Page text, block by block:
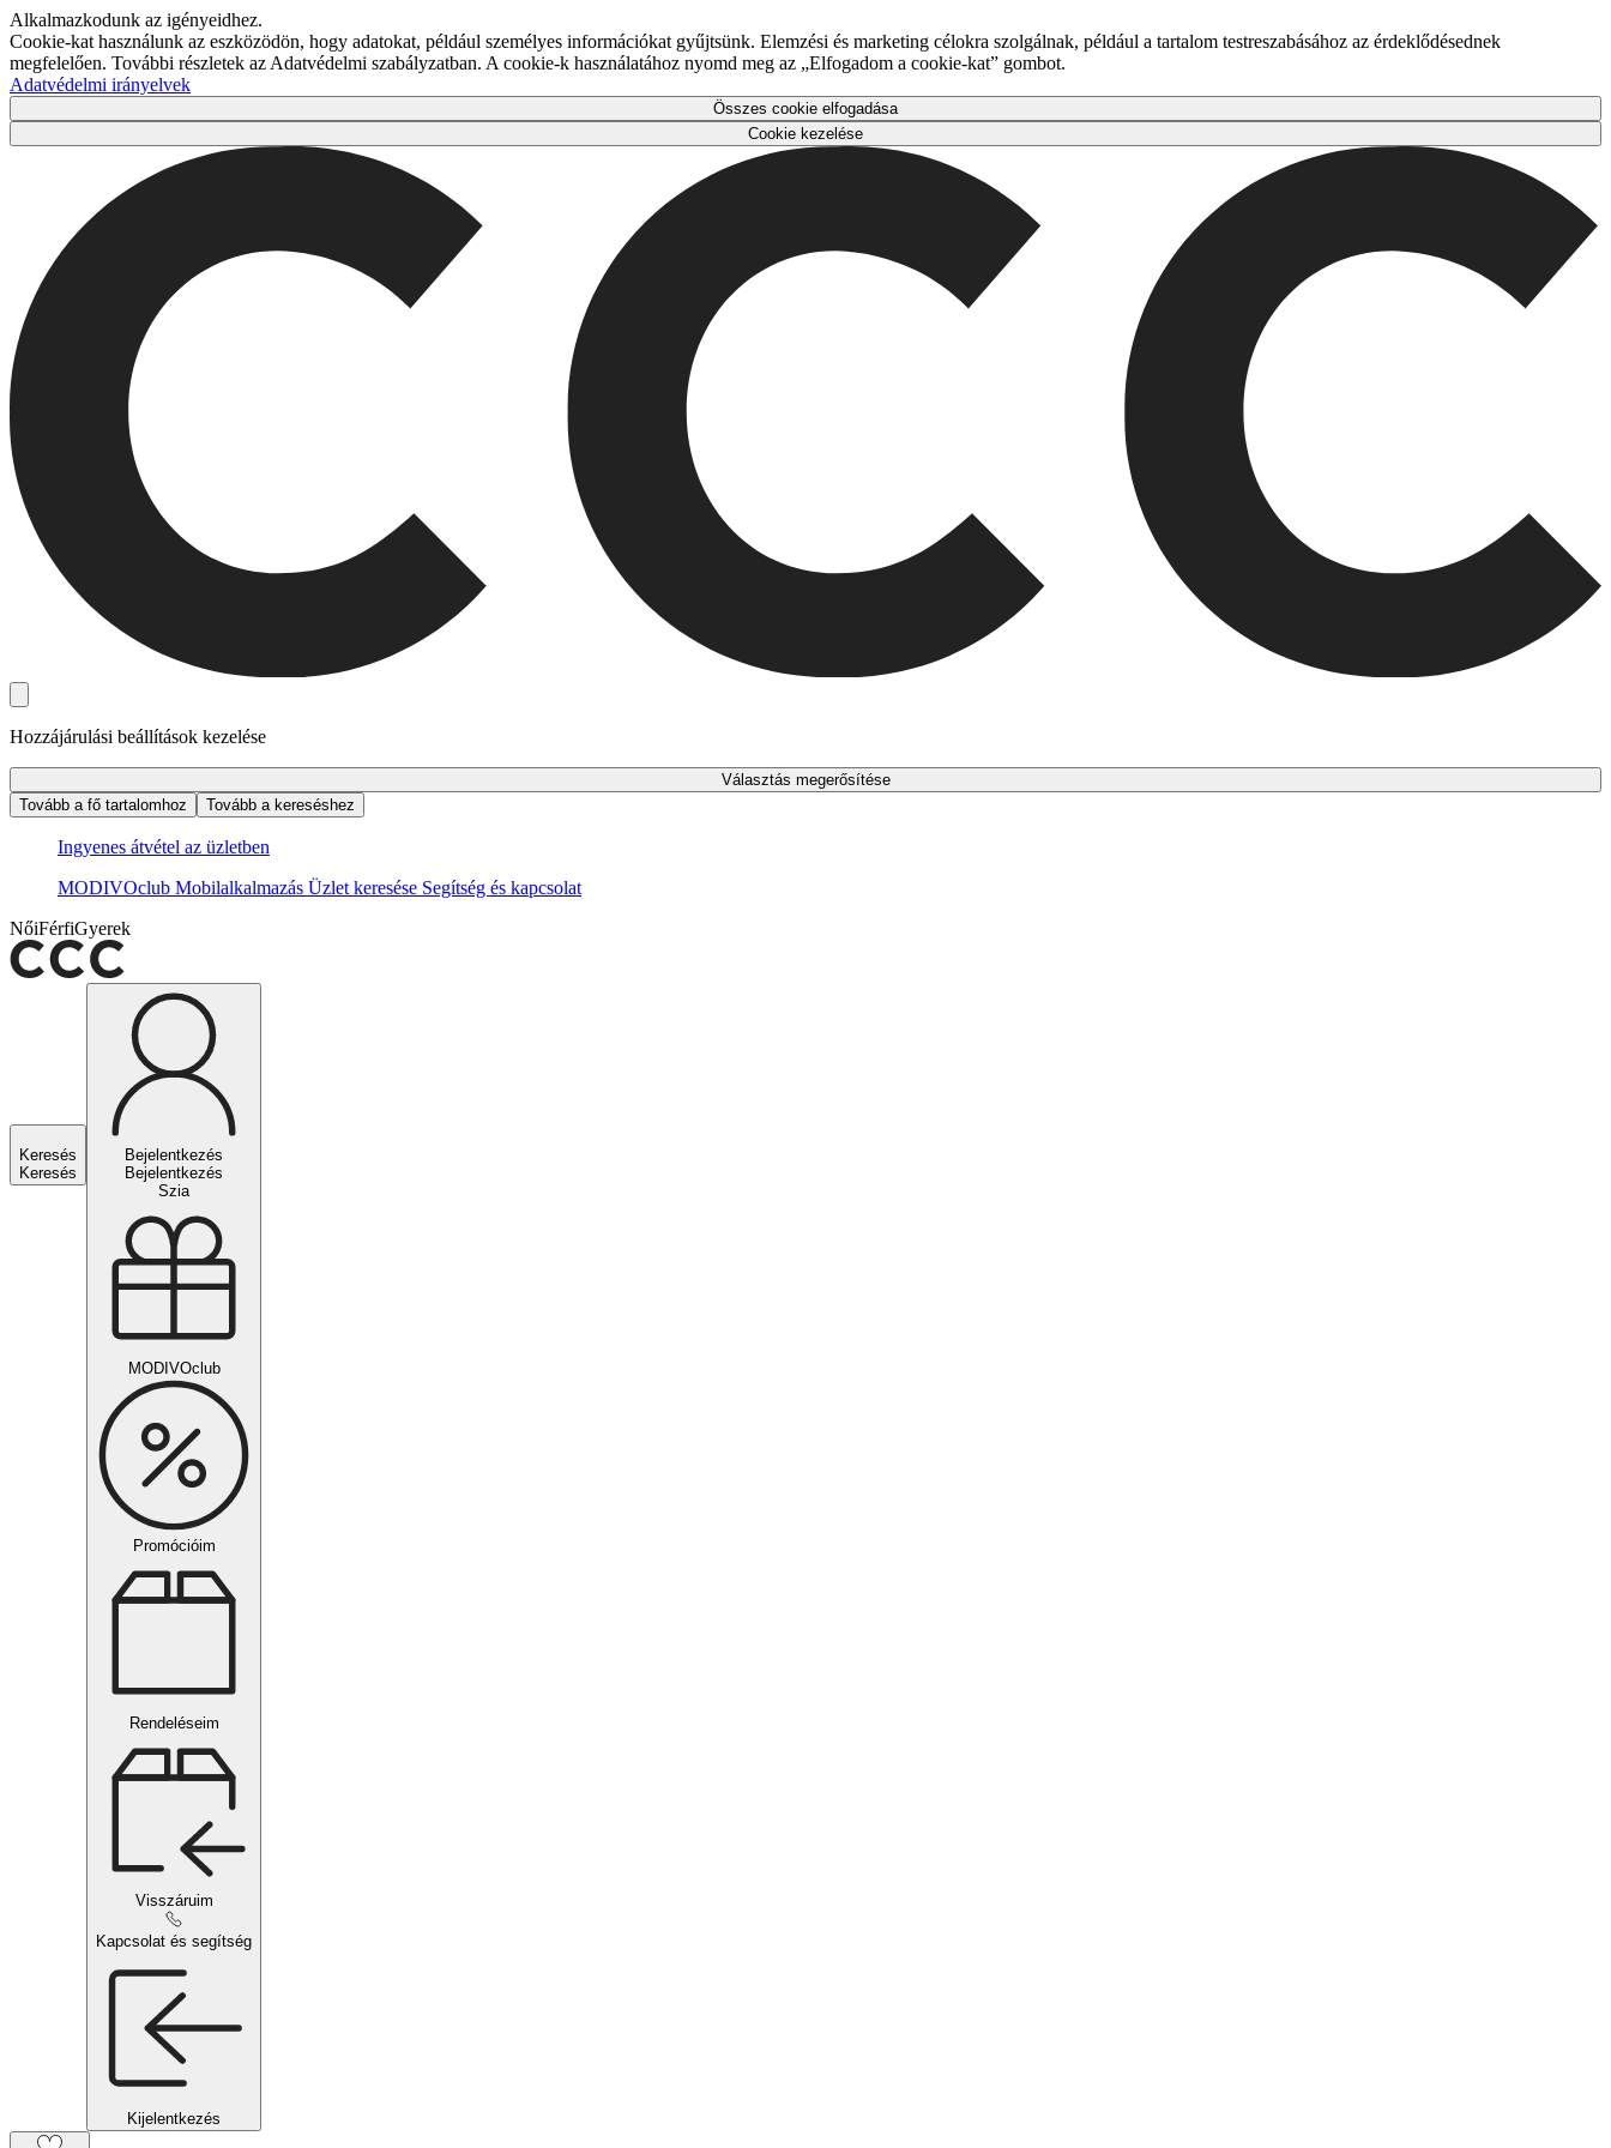
Alkalmazkodunk az igényeidhez.
Cookie-kat használunk az eszközödön, hogy adatokat, például személyes információkat gyűjtsünk. Elemzési és marketing célokra szolgálnak, például a tartalom testreszabásához az érdeklődésednek
megfelelően. További részletek az Adatvédelmi szabályzatban. A cookie-k használatához nyomd meg az „Elfogadom a cookie-kat” gombot.
Adatvédelmi irányelvek
Összes cookie elfogadása
Cookie kezelése
Hozzájárulási beállítások kezelése
Választás megerősítése
Tovább a fő tartalomhoz
Tovább a kereséshez
Ingyenes átvétel az üzletben
MODIVOclub Mobilalkalmazás Üzlet keresése Segítség és kapcsolat
NőiFérfiGyerek
Keresés
Keresés
Bejelentkezés
Bejelentkezés
Szia
MODIVOclub
Promócióim
Rendeléseim
Visszáruim
Kapcsolat és segítség
Kijelentkezés